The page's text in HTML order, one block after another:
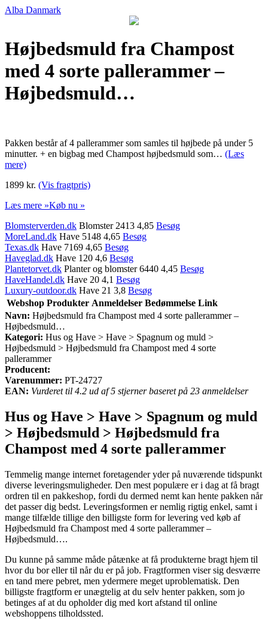
Alba Danmark
Højbedsmuld fra Champost
med 4 sorte pallerammer –
Højbedsmuld…
Pakken består af 4 pallerammer som samles til højbede på under 5
minutter. + en bigbag med Champost højbedsmuld som… (Læs
mere)
1899 kr. (Vis fragtpris)
Læs mere »Køb nu »
Blomsterverden.dk Blomster 2413 4,85 Besøg
MoreLand.dk Have 5148 4,65 Besøg
Texas.dk Have 7169 4,65 Besøg
Haveglad.dk Have 120 4,6 Besøg
Plantetorvet.dk Planter og blomster 6440 4,45 Besøg
HaveHandel.dk Have 20 4,1 Besøg
Luxury-outdoor.dk Have 21 3,8 Besøg
Webshop Produkter Anmeldelser Bedømmelse Link
Navn: Højbedsmuld fra Champost med 4 sorte pallerammer –
Højbedsmuld…
Kategori: Hus og Have > Have > Spagnum og muld >
Højbedsmuld > Højbedsmuld fra Champost med 4 sorte
pallerammer
Producent:
Varenummer: PT-24727
EAN: Vurderet til 4.2 ud af 5 stjerner baseret på 23 anmeldelser
Hus og Have > Have > Spagnum og muld
> Højbedsmuld > Højbedsmuld fra
Champost med 4 sorte pallerammer
Temmelig mange internet foretagender yder på nuværende tidspunkt
diverse leveringsmuligheder. Den mest populære er i dag at få bragt
ordren til en pakkeshop, fordi du dermed nemt kan hente pakken når
det passer dig bedst. Leveringsformen er nemlig rigtig enkel, samt i
mange tilfælde tillige den billigste form for levering ved køb af
Højbedsmuld fra Champost med 4 sorte pallerammer –
Højbedsmuld….
Du kunne på samme måde påtænke at få produkterne bragt hjem til
hvor du bor eller til når du er på job. Fragtformen viser sig desværre
en tand mere pebret, men ydermere meget uproblematisk. Den
billigste fragtform er unægtelig at du selv henter pakken, som jo
betinges af at du opholder dig med kort afstand til online
webshoppens tilholdssted.